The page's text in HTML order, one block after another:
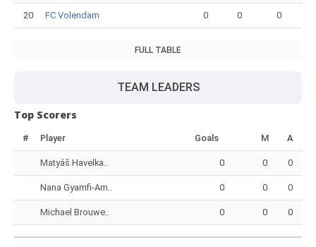
20 FC Volendam 0 0 0
FULL TABLE
TEAM LEADERS
Top Scorers
# Player Goals M A
Matyáš Havelka.. 0 0 0
Nana Gyamfi-Am.. 0 0 0
Michael Brouwe.. 0 0 0